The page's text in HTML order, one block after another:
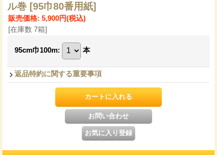
ル巻 [95巾80番用紙]
販売価格: 5,900円(税込)
[在庫数 7箱]
95cm巾100m: 本
返品特約に関する重要事項